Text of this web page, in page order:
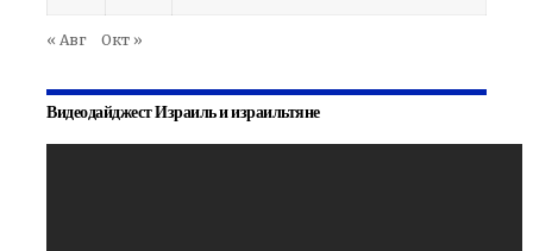
« Авг Окт »
Видеодайджест Израиль и израильтяне